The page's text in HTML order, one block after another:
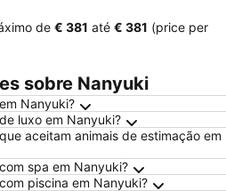
de ‎€ 381 até ‎€ 381 (price per
sobre Nanyuki
Nanyuki?
luxo em Nanyuki?
aceitam animais de estimação em
spa em Nanyuki?
piscina em Nanyuki?